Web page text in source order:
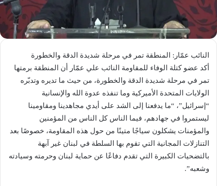
النائب عمّار: المنطقة تمر في مرحلة شديدة الدقة والخطورة
أكد عضو كتلة الوفاء للمقاومة النائب علي عمّار أن المنطقة برمتها
تمر في مرحلة شديدة الدقة والخطورة، من حيث ما تديره وتدبّره
الولايات المتحدة الأميركية وما تنفذه عدوة الله والإنسانية
“إسرائيل”، “ما يدفعنا إلى الشد على أيدي مجاهدينا ومقاومينا
ليستمروا في جهادهم، فيما الناس كل الناس من المؤمنين
والمؤمنات يشكلون سياجًا متينًا من حول هذه المقاومة، خصوصًا بعد
التنازلات المجانية التي تقوم بها السلطة في لبنان غير آبهة
بالتضحيات الكبيرة التي تقدم دفاعًا عن حماية لبنان وحرمته وسيادته
وشعبه”.